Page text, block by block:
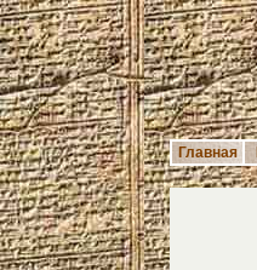
Главная